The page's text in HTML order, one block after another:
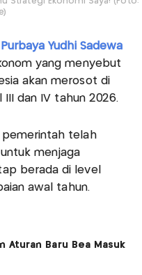
Purbaya Yudhi Sadewa
yang menyebut
akan merosot di
dan IV tahun 2026.
pemerintah telah
menjaga
berada di level
awal tahun.
Aturan Baru Bea Masuk